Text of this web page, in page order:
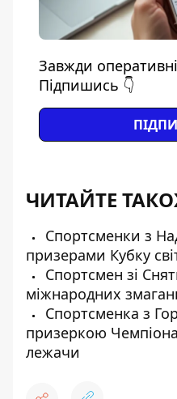
Завжди
Підпишись 👇
ЧИТАЙТЕ
Спортсменки з
призерами Кубку
Спортсмен зі
міжнародних
Спортсменка з
призеркою
лежачи